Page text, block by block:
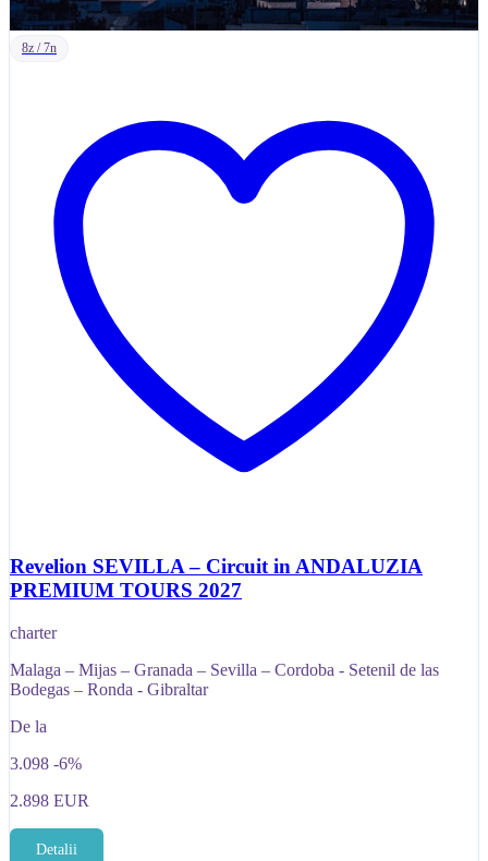
8z / 7n
Revelion SEVILLA – Circuit in ANDALUZIA
PREMIUM TOURS 2027
charter
Malaga – Mijas – Granada – Sevilla – Cordoba - Setenil de las
Bodegas – Ronda - Gibraltar
De la
3.098 -6%
2.898 EUR
Detalii